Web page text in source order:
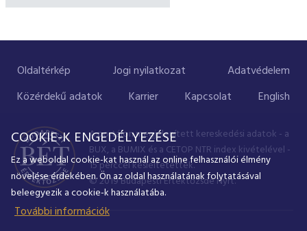
Oldaltérkép Jogi nyilatkozat
Adatvédelem
Közérdekű adatok
Karrier Kapcsolat English
A portálon megjelenített kereskedési adatok - a
BUX, a BUMIX és a CETOP NTR index kivételével -
15 perccel késleltetettek.
© 2019 Budapesti Értéktőzsde Nyrt.
COOKIE-K ENGEDÉLYEZÉSE
Ez a weboldal cookie-kat használ az online felhasználói élmény
növelése érdekében. Ön az oldal használatának folytatásával
beleegyezik a cookie-k használatába.
További információk